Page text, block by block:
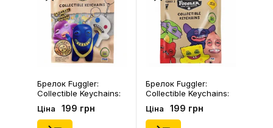
Залишити відгук
Брелок Fuggler:
Collectible Keychains:
Gold Edition: Series 3
(Blind Box: 1 з 24),
(11550)
Ціна 199 грн
Брелок Fuggler:
Collectible Keychains:
Series 2 (Blind Box: 1 з
46), (15475)
Ціна 199 грн